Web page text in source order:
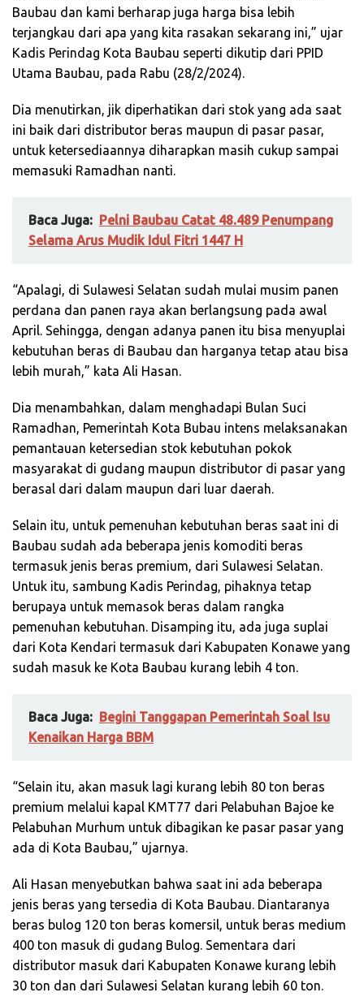
Baubau dan kami berharap juga harga bisa lebih
terjangkau dari apa yang kita rasakan sekarang ini,” ujar
Kadis Perindag Kota Baubau seperti dikutip dari PPID
Utama Baubau, pada Rabu (28/2/2024).
Dia menutirkan, jik diperhatikan dari stok yang ada saat
ini baik dari distributor beras maupun di pasar pasar,
untuk ketersediaannya diharapkan masih cukup sampai
memasuki Ramadhan nanti.
Baca Juga: Pelni Baubau Catat 48.489 Penumpang
Selama Arus Mudik Idul Fitri 1447 H
“Apalagi, di Sulawesi Selatan sudah mulai musim panen
perdana dan panen raya akan berlangsung pada awal
April. Sehingga, dengan adanya panen itu bisa menyuplai
kebutuhan beras di Baubau dan harganya tetap atau bisa
lebih murah,” kata Ali Hasan.
Dia menambahkan, dalam menghadapi Bulan Suci
Ramadhan, Pemerintah Kota Bubau intens melaksanakan
pemantauan ketersedian stok kebutuhan pokok
masyarakat di gudang maupun distributor di pasar yang
berasal dari dalam maupun dari luar daerah.
Selain itu, untuk pemenuhan kebutuhan beras saat ini di
Baubau sudah ada beberapa jenis komoditi beras
termasuk jenis beras premium, dari Sulawesi Selatan.
Untuk itu, sambung Kadis Perindag, pihaknya tetap
berupaya untuk memasok beras dalam rangka
pemenuhan kebutuhan. Disamping itu, ada juga suplai
dari Kota Kendari termasuk dari Kabupaten Konawe yang
sudah masuk ke Kota Baubau kurang lebih 4 ton.
Baca Juga: Begini Tanggapan Pemerintah Soal Isu
Kenaikan Harga BBM
“Selain itu, akan masuk lagi kurang lebih 80 ton beras
premium melalui kapal KMT77 dari Pelabuhan Bajoe ke
Pelabuhan Murhum untuk dibagikan ke pasar pasar yang
ada di Kota Baubau,” ujarnya.
Ali Hasan menyebutkan bahwa saat ini ada beberapa
jenis beras yang tersedia di Kota Baubau. Diantaranya
beras bulog 120 ton beras komersil, untuk beras medium
400 ton masuk di gudang Bulog. Sementara dari
distributor masuk dari Kabupaten Konawe kurang lebih
30 ton dan dari Sulawesi Selatan kurang lebih 60 ton.